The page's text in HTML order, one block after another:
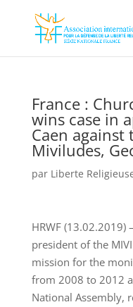
France :
wins case in
Caen
Miviludes,
par Liberte
HRWF (13.02.2019)
president of the
mission for the
from 2008 to 2012
National Assembly,